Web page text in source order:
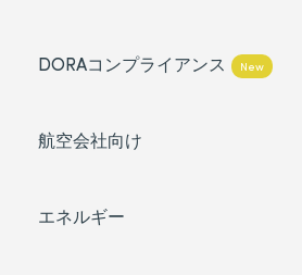
DORAコンプライアンス New
航空会社向け
エネルギー